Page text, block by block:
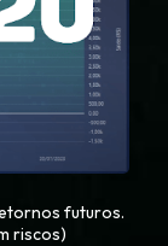
futuros.
riscos)